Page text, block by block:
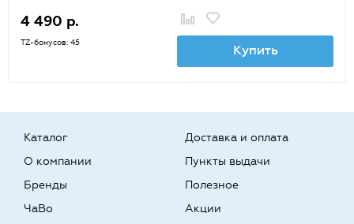
4 490 р.
TZ-бонусов: 45 Купить
Каталог
О компании
Бренды
Доставка и оплата
Пункты выдачи
Полезное
ЧаВо
Акции